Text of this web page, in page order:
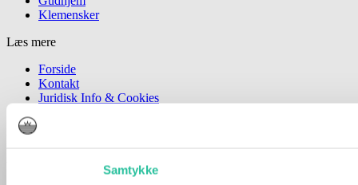
Samtykke
Klemensker
Læs mere
Forside
Kontakt
Juridisk Info & Cookies​
Bornholmnyt.dk I CVR 41371315
Facebook-f